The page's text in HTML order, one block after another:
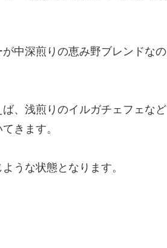
中深煎りの恵み野ブレンドなの
、浅煎りのイルガチェフェなど
きます。
うな状態となります。